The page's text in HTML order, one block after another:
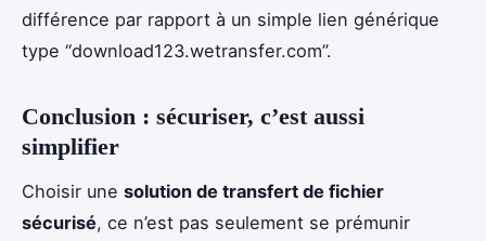
différence par rapport à un simple lien générique
type “download123.wetransfer.com”.
Conclusion : sécuriser, c’est aussi
simplifier
Choisir une solution de transfert de fichier
sécurisé, ce n’est pas seulement se prémunir